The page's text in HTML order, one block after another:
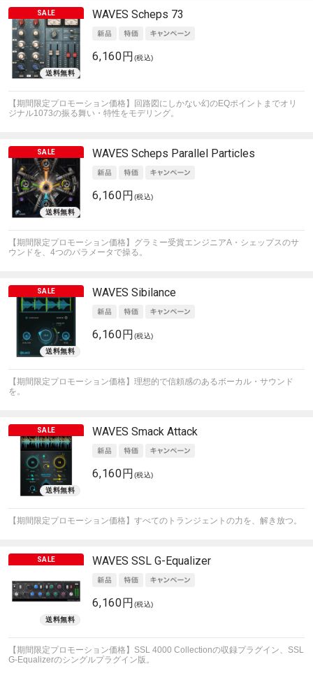
WAVES Scheps 73
6,160円 (税込)
【期間限定プロモーション価格】回路図にしかない幻のEQポイントまでオリ
ジナル1073の振る舞い・特性をモデリング。
WAVES Scheps Parallel Particles
6,160円 (税込)
【期間限定プロモーション価格】グラミー受賞エンジニアA・シェップスのサ
ウンドを、4つのパラメータで操る。
WAVES Sibilance
6,160円 (税込)
【期間限定プロモーション価格】理想的で信頼感のあるボーカル・サウンド
を。
WAVES Smack Attack
6,160円 (税込)
【期間限定プロモーション価格】すべてのトランジェントの力を、解き放つ。
WAVES SSL G-Equalizer
6,160円 (税込)
【期間限定プロモーション価格】SSL 4000 Collectionの収録プラグイン、SSL
G-Equalizerのシングルプラグイン版。